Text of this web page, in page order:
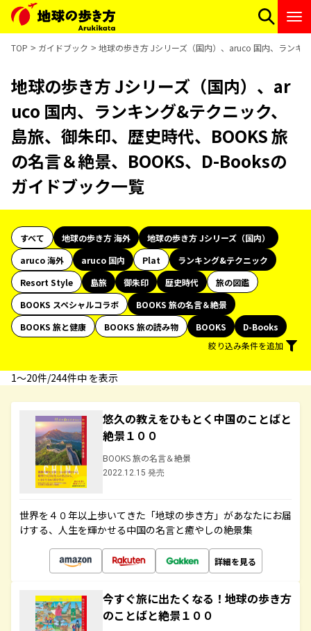
TOP ガイドブック 地球の歩き方 Jシリーズ（国内）、aruco 国内、ランキ
地球の歩き方 Jシリーズ（国内）、ar
uco 国内、ランキング&テクニック、
島旅、御朱印、歴史時代、BOOKS 旅
の名言＆絶景、BOOKS、D-Booksの
ガイドブック一覧
すべて 地球の歩き方 海外
地球の歩き方 Jシリーズ（国内）
aruco 海外
aruco 国内 Plat
ランキング&テクニック
Resort Style
島旅 御朱印 歴史時代
旅の図鑑
BOOKS スペシャルコラボ
BOOKS 旅の名言＆絶景
BOOKS 旅と健康
BOOKS 旅の読み物 BOOKS
D-Books
絞り込み条件を追加
1〜20件/244件中 を表示
悠久の教えをひもとく中国のことばと
絶景１００
BOOKS 旅の名言＆絶景
2022.12.15 発売
世界を４０年以上歩いてきた「地球の歩き方」があなたにお届
けする、人生を輝かせる中国の名言と癒やしの絶景集
詳細を見る
今すぐ旅に出たくなる！地球の歩き方
のことばと絶景１００